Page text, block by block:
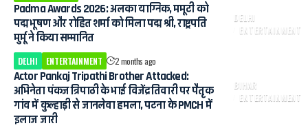
DELHI
ENTERTAINMENT
Padma Awards 2026: अलका याग्निक, ममूटी को
पद्म भूषण और रोहित शर्मा को मिला पद्म श्री, राष्ट्रपति
मुर्मू ने किया सम्मानित
DELHI ENTERTAINMENT 2 months ago
BIHAR
ENTERTAINMENT
Actor Pankaj Tripathi Brother Attacked:
अभिनेता पंकज त्रिपाठी के भाई विजेंद्र तिवारी पर पैतृक
गांव में कुल्हाड़ी से जानलेवा हमला, पटना के PMCH में
इलाज जारी